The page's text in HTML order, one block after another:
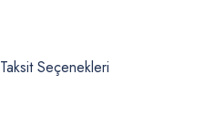
Taksit Seçenekleri